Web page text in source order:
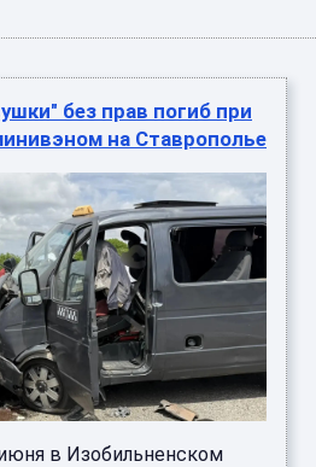
без прав погиб при
на Ставрополье
в Изобильненском